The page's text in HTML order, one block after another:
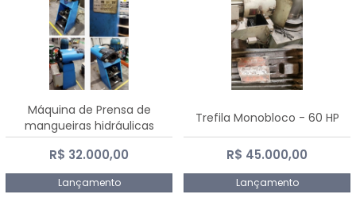
Máquina de Prensa de
mangueiras hidráulicas
PE50TF - 2017
R$ 32.000,00
Lançamento
Trefila Monobloco - 60 HP
R$ 45.000,00
Lançamento